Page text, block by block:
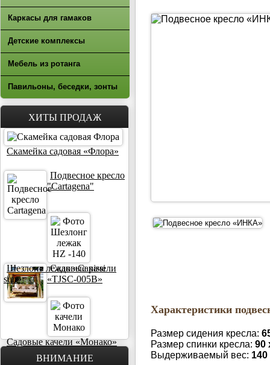
Каркасы для гамаков
Детские комплексы
Мебель из ротанга
Павильоны, беседки, зонты
ХИТЫ ПРОДАЖ
Скамейка садовая «Флора»
Подвесное кресло
"Cartagena"
Шезлонг лежак «Capissi
sun»
Садовые качели
«TJSC-005B»
Садовые качели «Монако»
ВНИМАНИЕ
Характеристики
Размер сидения кресла:
Размер спинки кресла: 90
Выдерживаемый вес: 140